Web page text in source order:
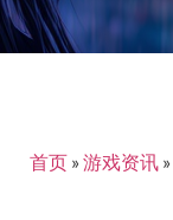
首页 »游戏资讯 »